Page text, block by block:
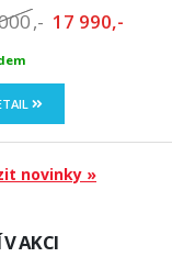
,- 17 990,-
novinky »
AKCI